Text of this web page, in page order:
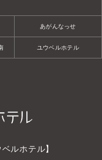
ルホテル】
あがんなっせ
ユウベルホテル